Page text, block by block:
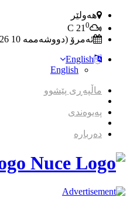
هەولێر
21 0
ئەمرۆ (دووشەممە 10 2026 Aug )
English
English
ماڵپەڕی پێشوو
پەیوەندی
دەربارە